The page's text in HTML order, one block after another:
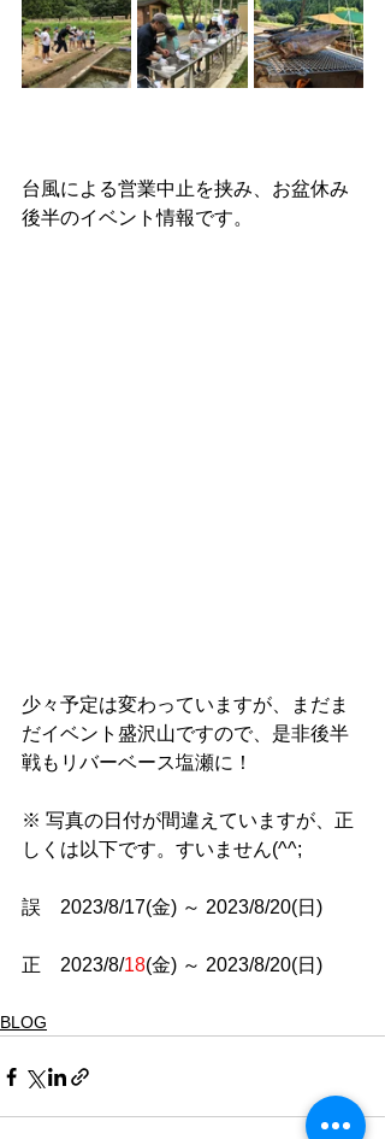
台風による営業中止を挟み、お盆休み
後半のイベント情報です。
少々予定は変わっていますが、まだま
だイベント盛沢山ですので、是非後半
戦もリバーベース塩瀬に！
※ 写真の日付が間違えていますが、正
しくは以下です。すいません(^^;
誤　2023/8/17(金) ～ 2023/8/20(日)
正　2023/8/18(金) ～ 2023/8/20(日)
BLOG